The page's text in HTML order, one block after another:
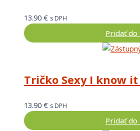
13.90 € s DPH
Pridať do
Tričko Sexy I know
13.90 € s DPH
Pridať do